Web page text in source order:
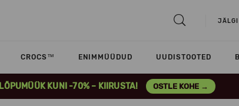
JÄLGI
CROCS™ ENIMMÜÜDUD UUDISTOOTED
LÕPUMÜÜK KUNI -70% – KIIRUSTA! OSTLE KOHE →